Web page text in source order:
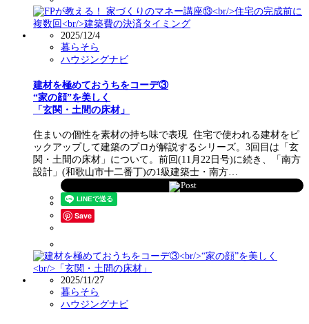
2025/12/4
暮らそら
ハウジングナビ
建材を極めておうちをコーデ③
“家の顔”を美しく
「玄関・土間の床材」
住まいの個性を素材の持ち味で表現 住宅で使われる建材をピ
ックアップして建築のプロが解説するシリーズ。3回目は「玄
関・土間の床材」について。前回(11月22日号)に続き、「南方
設計」(和歌山市十二番丁)の1級建築士・南方…
Post
Save
2025/11/27
暮らそら
ハウジングナビ